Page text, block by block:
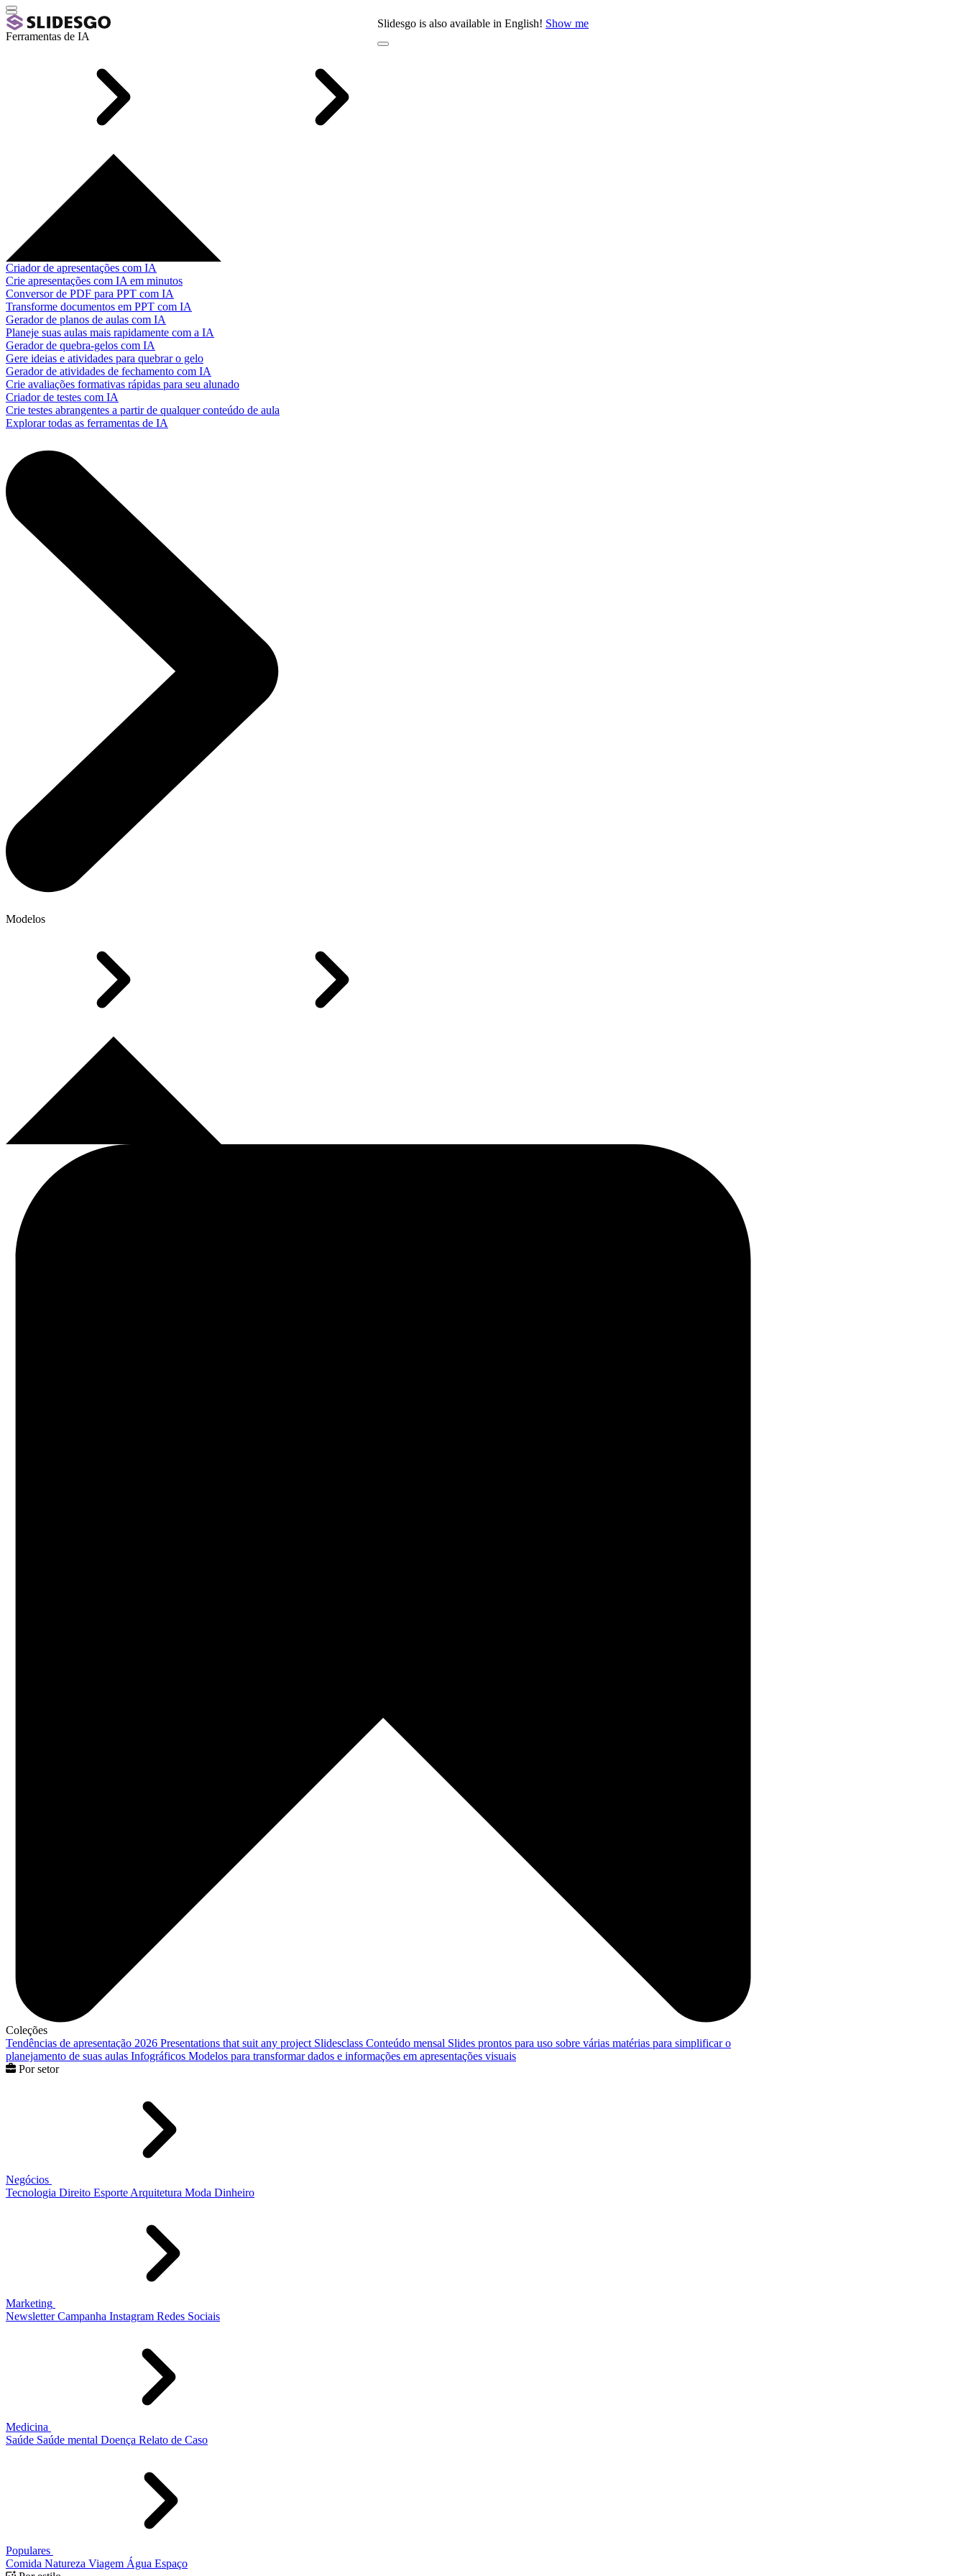
Slidesgo is also available in English! Show me
Ferramentas de IA
Criador de apresentações com IA
Crie apresentações com IA em minutos
Conversor de PDF para PPT com IA
Transforme documentos em PPT com IA
Gerador de planos de aulas com IA
Planeje suas aulas mais rapidamente com a IA
Gerador de quebra-gelos com IA
Gere ideias e atividades para quebrar o gelo
Gerador de atividades de fechamento com IA
Crie avaliações formativas rápidas para seu alunado
Criador de testes com IA
Crie testes abrangentes a partir de qualquer conteúdo de aula
Explorar todas as ferramentas de IA
Modelos
Coleções
Tendências de apresentação 2026 Presentations that suit any project Slidesclass Conteúdo mensal Slides prontos para uso sobre várias matérias para simplificar o
planejamento de suas aulas Infográficos Modelos para transformar dados e informações em apresentações visuais
Por setor
Negócios
Tecnologia Direito Esporte Arquitetura Moda Dinheiro
Marketing
Newsletter Campanha Instagram Redes Sociais
Medicina
Saúde Saúde mental Doença Relato de Caso
Populares
Comida Natureza Viagem Água Espaço